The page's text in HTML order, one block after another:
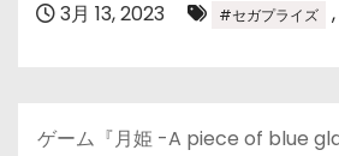
3月 13, 2023 #セガプライズ ,
ゲーム『月姫 -A piece of blue